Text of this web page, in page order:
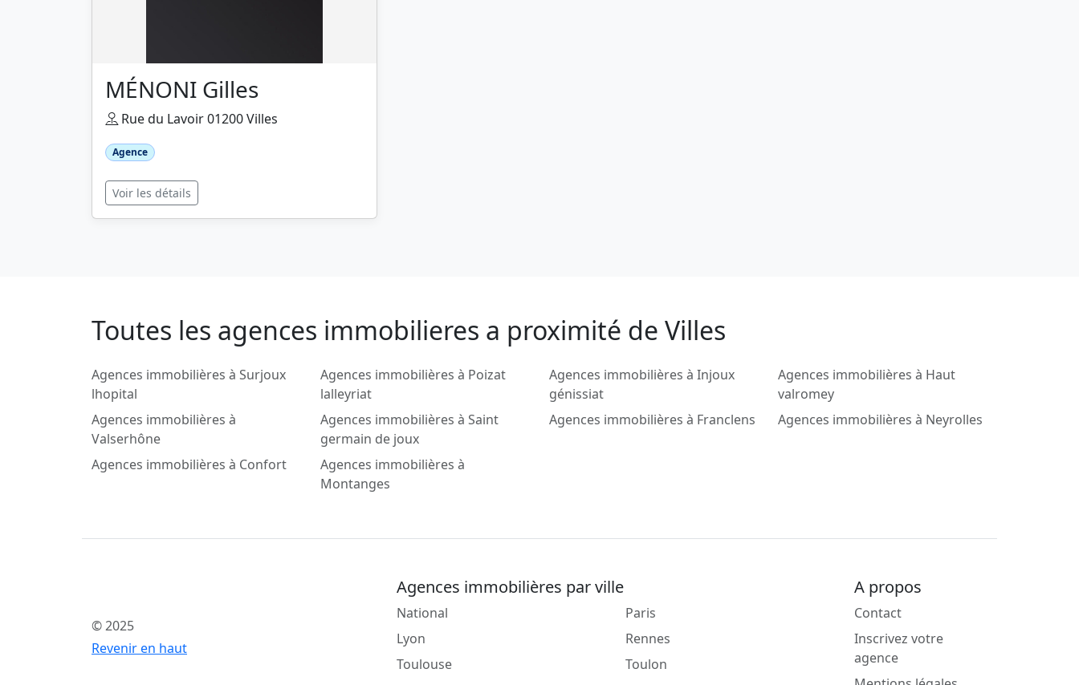
MÉNONI Gilles
Rue du Lavoir 01200 Villes
Agence
Voir les détails
Toutes les agences immobilieres a proximité de Villes
Agences immobilières à Surjoux
lhopital
Agences immobilières à Poizat
lalleyriat
Agences immobilières à Injoux
génissiat
Agences immobilières à Haut
valromey
Agences immobilières à
Valserhône
Agences immobilières à Saint
germain de joux
Agences immobilières à Franclens Agences immobilières à Neyrolles
Agences immobilières à Confort
Agences immobilières à
Montanges
© 2025
Revenir en haut
Agences immobilières par ville
National
Lyon
Toulouse
Paris
Rennes
Toulon
A propos
Contact
Inscrivez votre
agence